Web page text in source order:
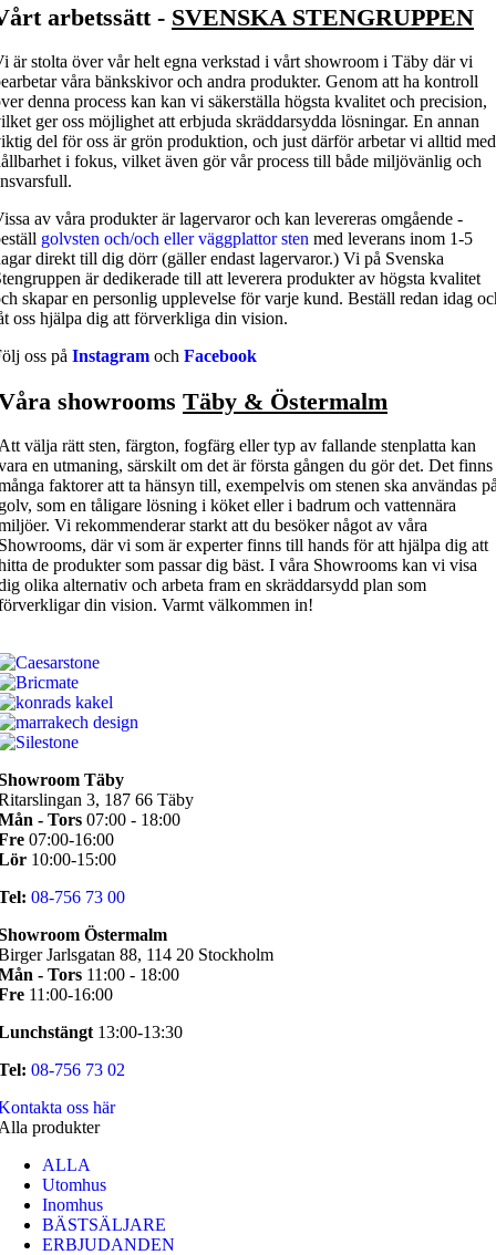
arbetssätt - SVENSKA STENGRUPPEN
är stolta över vår helt egna verkstad i vårt showroom i Täby där vi
våra bänkskivor och andra produkter. Genom att ha kontroll
denna process kan kan vi säkerställa högsta kvalitet och precision,
ger oss möjlighet att erbjuda skräddarsydda lösningar. En annan
del för oss är grön produktion, och just därför arbetar vi alltid med
i fokus, vilket även gör vår process till både miljövänlig och
av våra produkter är lagervaror och kan levereras omgående -
golvsten och/och eller väggplattor sten med leverans inom 1-5
direkt till dig dörr (gäller endast lagervaror.) Vi på Svenska
är dedikerade till att leverera produkter av högsta kvalitet
skapar en personlig upplevelse för varje kund. Beställ redan idag
oss hjälpa dig att förverkliga din vision.
oss på Instagram och Facebook
showrooms Täby & Östermalm
välja rätt sten, färgton, fogfärg eller typ av fallande stenplatta kan
en utmaning, särskilt om det är första gången du gör det. Det finns
faktorer att ta hänsyn till, exempelvis om stenen ska användas
som en tåligare lösning i köket eller i badrum och vattennära
Vi rekommenderar starkt att du besöker något av våra
där vi som är experter finns till hands för att hjälpa dig att
de produkter som passar dig bäst. I våra Showrooms kan vi visa
olika alternativ och arbeta fram en skräddarsydd plan som
din vision. Varmt välkommen in!
Täby
3, 187 66 Täby
- Tors 07:00 - 18:00
07:00-16:00
10:00-15:00
08-756 73 00
Östermalm
Jarlsgatan 88, 114 20 Stockholm
- Tors 11:00 - 18:00
11:00-16:00
13:00-13:30
08-756 73 02
oss här
produkter
ALLA
Utomhus
Inomhus
BÄSTSÄLJARE
ERBJUDANDEN